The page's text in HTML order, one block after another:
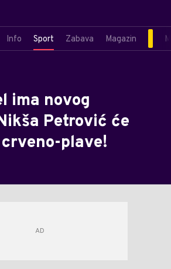
Info Sport Zabava Magazin
ima novog
Petrović će
plave!